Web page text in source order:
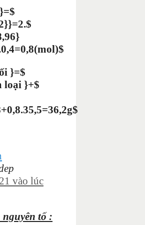
}=$
loại }+$
vào lúc
tố :